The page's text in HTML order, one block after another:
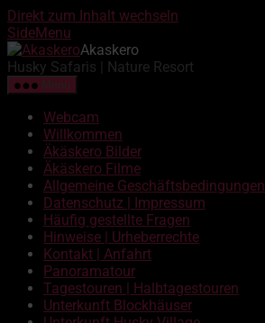
Direkt zum Inhalt wechseln
SideMenu
Akaskero
Husky Safaris | Nature Resort
Webcam
Willkommen
Äkäskero Bilder
Äkäskero Filme
Allgemeine Geschäftsbedingungen
Datenschutz | Impressum
Häufig gestellte Fragen
Hinweise | Urheberrechte
Kontakt | Anfahrt
Panoramatour
Tagestouren | Halbtagestouren
Unterkunft Blockhäuser